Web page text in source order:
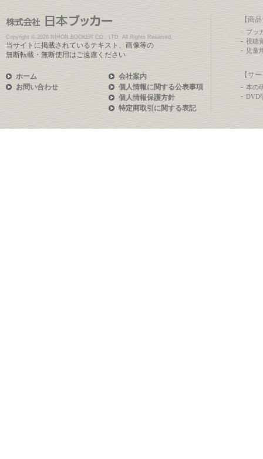
Copyright © 2026 NIHON BOOKER CO., LTD. All Rights Reserved.
当サイトに掲載されているテキスト、画像等の
無断転載・無断使用はご遠慮ください
ホーム
お問い合わせ
会社案内
個人情報に関する公表事項
個人情報保護方針
特定商取引に関する表記
【商
ブッ
視聴
児童
【サ
本の
DVD